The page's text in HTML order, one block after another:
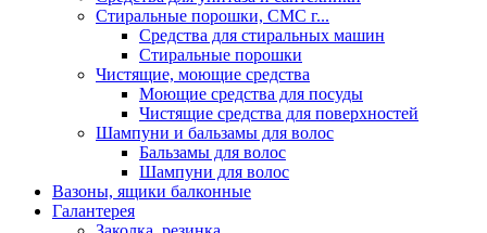
Стиральные порошки, СМС г...
Средства для стиральных машин
Стиральные порошки
Чистящие, моющие средства
Моющие средства для посуды
Чистящие средства для поверхностей
Шампуни и бальзамы для волос
Бальзамы для волос
Шампуни для волос
Вазоны, ящики балконные
Галантерея